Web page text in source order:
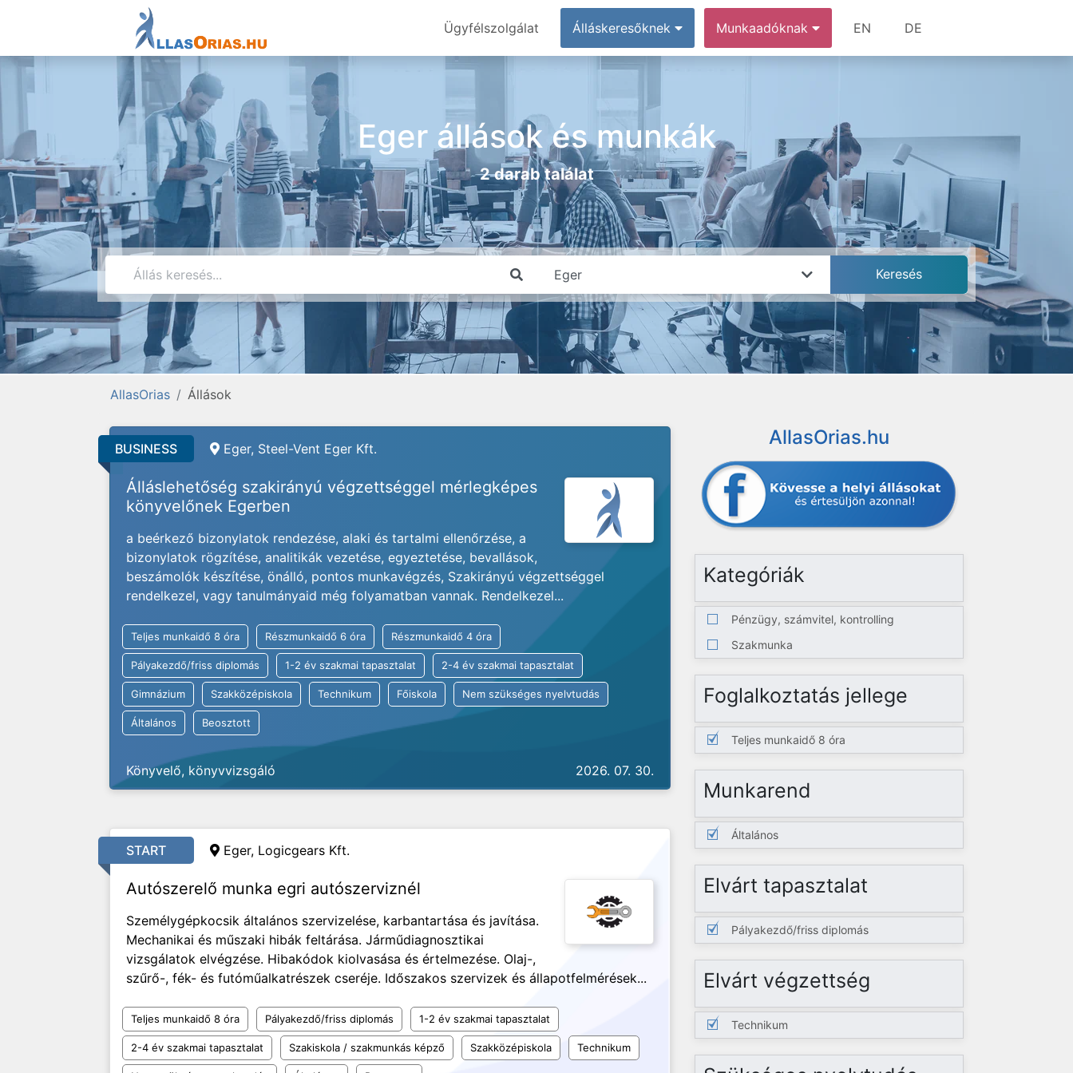
Ügyfélszolgálat Álláskeresőknek Munkaadóknak EN DE
Eger állások és munkák
2 darab találat
AllasOrias Állások
BUSINESS Eger, Steel-Vent Eger Kft.
Álláslehetőség szakirányú végzettséggel mérlegképes
könyvelőnek Egerben
a beérkező bizonylatok rendezése, alaki és tartalmi ellenőrzése, a
bizonylatok rögzítése, analitikák vezetése, egyeztetése, bevallások,
beszámolók készítése, önálló, pontos munkavégzés, Szakirányú végzettséggel
rendelkezel, vagy tanulmányaid még folyamatban vannak. Rendelkezel...
Teljes munkaidő 8 óra Részmunkaidő 6 óra Részmunkaidő 4 óra
Pályakezdő/friss diplomás 1-2 év szakmai tapasztalat 2-4 év szakmai tapasztalat
Gimnázium Szakközépiskola Technikum Főiskola Nem szükséges nyelvtudás
Általános Beosztott
Könyvelő, könyvvizsgáló 2026. 07. 30.
START Eger, Logicgears Kft.
Autószerelő munka egri autószerviznél
Személygépkocsik általános szervizelése, karbantartása és javítása.
Mechanikai és műszaki hibák feltárása. Járműdiagnosztikai
vizsgálatok elvégzése. Hibakódok kiolvasása és értelmezése. Olaj-,
szűrő-, fék- és futóműalkatrészek cseréje. Időszakos szervizek és állapotfelmérések...
Teljes munkaidő 8 óra Pályakezdő/friss diplomás 1-2 év szakmai tapasztalat
2-4 év szakmai tapasztalat Szakiskola / szakmunkás képző Szakközépiskola Technikum
AllasOrias.hu
Kategóriák
Pénzügy, számvitel, kontrolling
Szakmunka
Foglalkoztatás jellege
Teljes munkaidő 8 óra
Munkarend
Általános
Elvárt tapasztalat
Pályakezdő/friss diplomás
Elvárt végzettség
Technikum